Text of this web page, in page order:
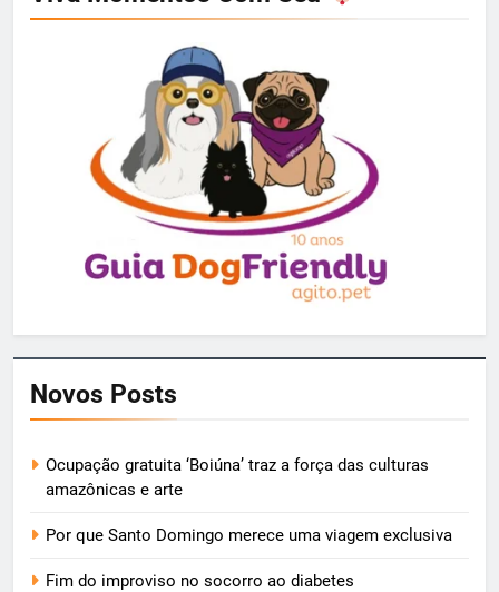
Novos Posts
Ocupação gratuita ‘Boiúna’ traz a força das culturas
amazônicas e arte
Por que Santo Domingo merece uma viagem exclusiva
Fim do improviso no socorro ao diabetes